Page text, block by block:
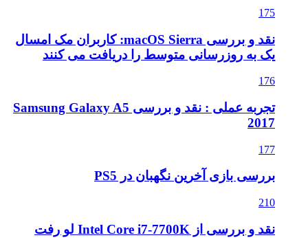
175
نقد و بررسی macOS Sierra: کاربران مک امسال
یک به روزرسانی متوسط را دریافت می کنند
176
تجربه عملی : نقد و بررسی Samsung Galaxy A5
2017
177
بررسی بازی آخرین نگهبان در PS5
210
نقد و بررسی از Intel Core i7-7700K لو رفت